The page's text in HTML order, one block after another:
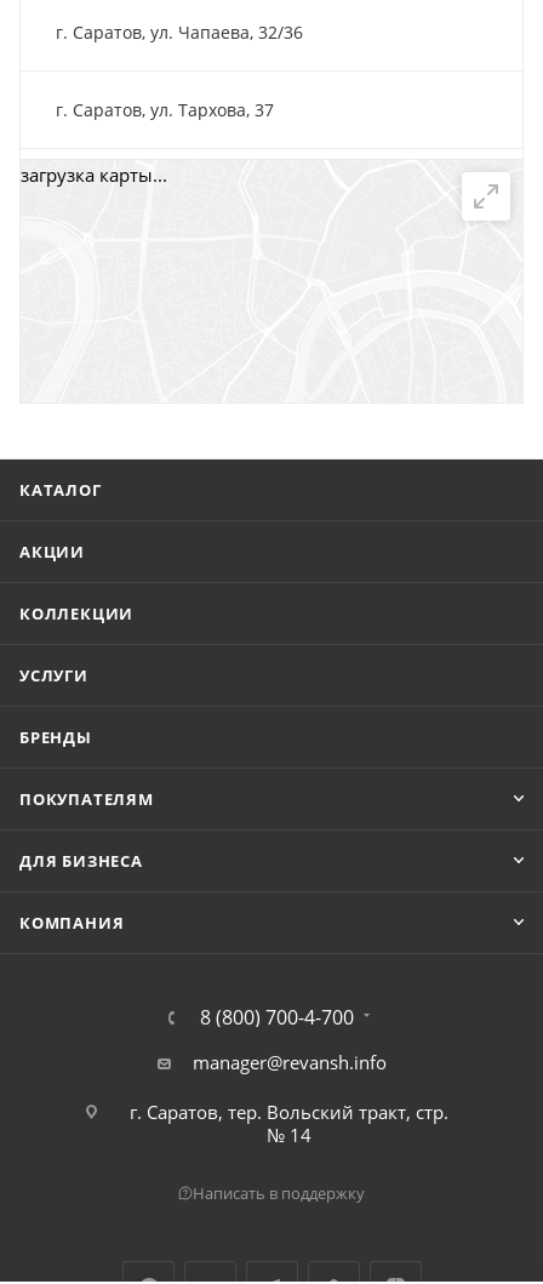
г. Саратов, ул. Чапаева, 32/36
г. Саратов, ул. Тархова, 37
г. Саратов, пр-т. 50 лет Октября, 118Д, помещ. 15
загрузка карты...
КАТАЛОГ
АКЦИИ
КОЛЛЕКЦИИ
УСЛУГИ
БРЕНДЫ
ПОКУПАТЕЛЯМ
ДЛЯ БИЗНЕСА
КОМПАНИЯ
8 (800) 700-4-700
manager@revansh.info
г. Саратов, тер. Вольский тракт, стр.
№ 14
Написать в поддержку